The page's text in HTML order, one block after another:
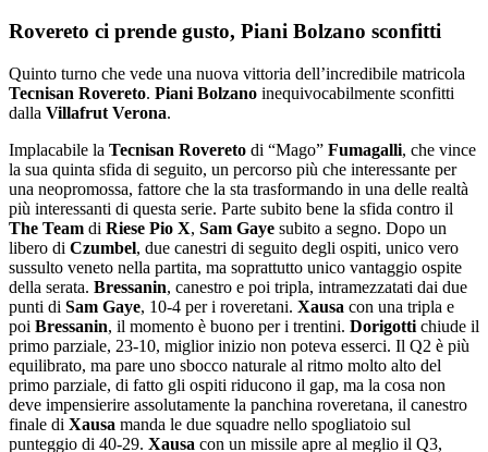
Rovereto ci prende gusto, Piani Bolzano sconfitti
Quinto turno che vede una nuova vittoria dell’incredibile matricola
Tecnisan Rovereto. Piani Bolzano inequivocabilmente sconfitti
dalla Villafrut Verona.
Implacabile la Tecnisan Rovereto di “Mago” Fumagalli, che vince
la sua quinta sfida di seguito, un percorso più che interessante per
una neopromossa, fattore che la sta trasformando in una delle realtà
più interessanti di questa serie. Parte subito bene la sfida contro il
The Team di Riese Pio X, Sam Gaye subito a segno. Dopo un
libero di Czumbel, due canestri di seguito degli ospiti, unico vero
sussulto veneto nella partita, ma soprattutto unico vantaggio ospite
della serata. Bressanin, canestro e poi tripla, intramezzatati dai due
punti di Sam Gaye, 10-4 per i roveretani. Xausa con una tripla e
poi Bressanin, il momento è buono per i trentini. Dorigotti chiude il
primo parziale, 23-10, miglior inizio non poteva esserci. Il Q2 è più
equilibrato, ma pare uno sbocco naturale al ritmo molto alto del
primo parziale, di fatto gli ospiti riducono il gap, ma la cosa non
deve impensierire assolutamente la panchina roveretana, il canestro
finale di Xausa manda le due squadre nello spogliatoio sul
punteggio di 40-29. Xausa con un missile apre al meglio il Q3,